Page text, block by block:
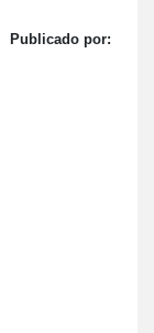
Publicado por: